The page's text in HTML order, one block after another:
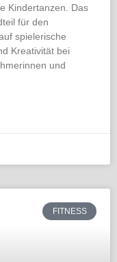
Kindertanzen. Das
für den
spielerische
Kreativität bei
und
FITNESS